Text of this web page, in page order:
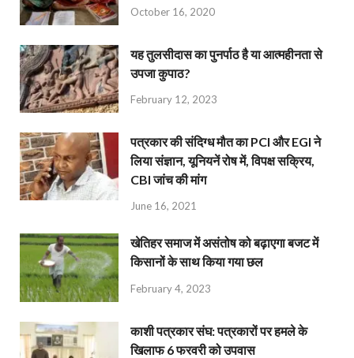
October 16, 2020
यह तुलसीदास का पुनर्पाठ है या आत्महीनता से
उपजा कुपाठ?
February 12, 2023
पत्रकार की संदिग्ध मौत का PCI और EGI ने
लिया संज्ञान, यूनियनें रोष में, विपक्ष सक्रिय,
CBI जांच की मांग
June 16, 2021
खेतिहर समाज में असंतोष को बढ़ाएगा बजट में
किसानों के साथ किया गया छल
February 4, 2023
काशी पत्रकार संघ: पत्रकारों पर हमले के
खिलाफ 6 फरवरी को उपवास